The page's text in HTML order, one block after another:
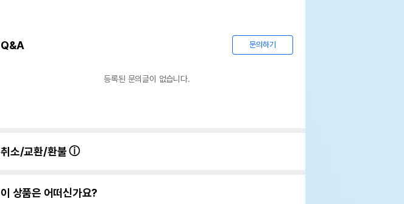
Q&A 문의하기
등록된 문의글이 없습니다.
취소/교환/환불
이 상품은 어떠신가요?